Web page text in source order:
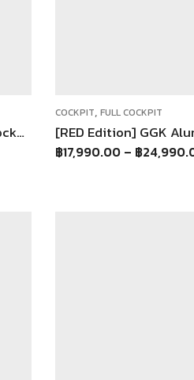
[Half Cockpit] GGK Base Seat Cockpit แท่นวางเบาะนั่ง (เฉพาะฐาน) ต่อเข้าชุดกับ Half Cockpit GT
COCKPIT,FULL COCKPIT
฿17,990.00 – ฿